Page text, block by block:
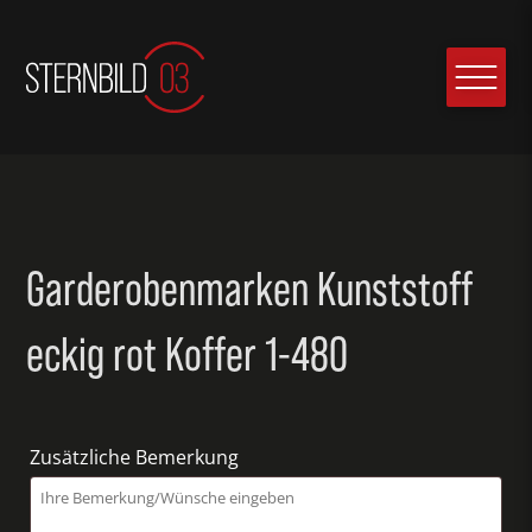
Garderobenmarken Kunststoff
eckig rot Koffer 1-480
Zusätzliche Bemerkung